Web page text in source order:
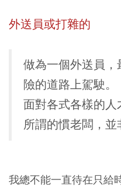
外送員或打雜的
做為一個外送員
險的道路上駕駛。
面對各式各樣的人
所謂的慣老闆，並
我總不能一直待在只給